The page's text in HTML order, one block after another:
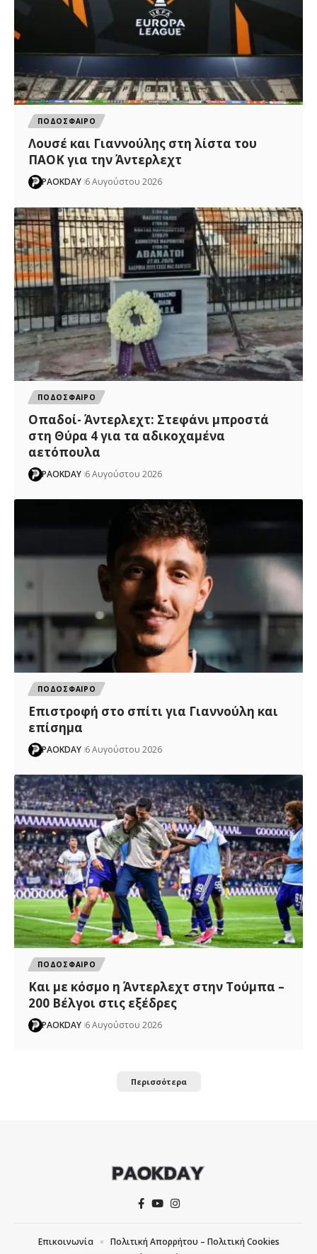
ΠΟΔΟΣΦΑΙΡΟ
Λουσέ και Γιαννούλης στη λίστα του
ΠΑΟΚ για την Άντερλεχτ
PAOKDAY 6 Αυγούστου 2026
ΠΟΔΟΣΦΑΙΡΟ
Οπαδοί- Άντερλεχτ: Στεφάνι μπροστά
στη Θύρα 4 για τα αδικοχαμένα
αετόπουλα
PAOKDAY 6 Αυγούστου 2026
ΠΟΔΟΣΦΑΙΡΟ
Επιστροφή στο σπίτι για Γιαννούλη και
επίσημα
PAOKDAY 6 Αυγούστου 2026
ΠΟΔΟΣΦΑΙΡΟ
Και με κόσμο η Άντερλεχτ στην Τούμπα –
200 Βέλγοι στις εξέδρες
PAOKDAY 6 Αυγούστου 2026
Περισσότερα
Επικοινωνία
Πολιτική Απορρήτου – Πολιτική Cookies